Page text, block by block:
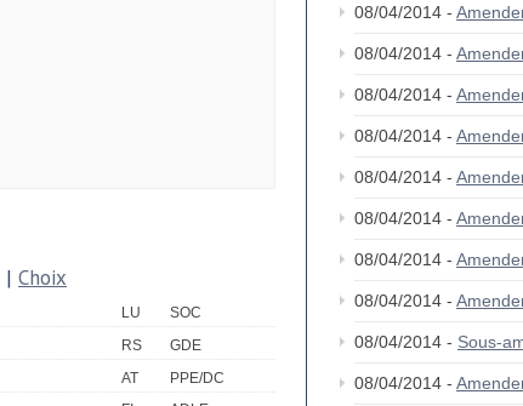
| Choix
LU
SOC
RS
GDE
AT
PPE/DC
08/04/2014 -
08/04/2014 -
08/04/2014 -
08/04/2014 -
08/04/2014 -
08/04/2014 -
08/04/2014 -
08/04/2014 -
08/04/2014 - Sous-
08/04/2014 -